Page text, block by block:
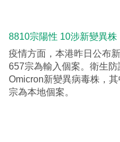
8810宗陽性 10涉新變異株
疫情方面，本港昨日公布
657宗為輸入個案。衛生
Omicron新變異病毒株，
宗為本地個案。